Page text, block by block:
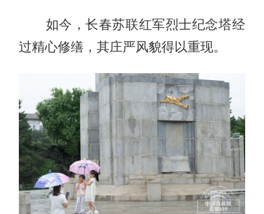
如今，长春苏联红军烈士纪念塔经
过精心修缮，其庄严风貌得以重现。